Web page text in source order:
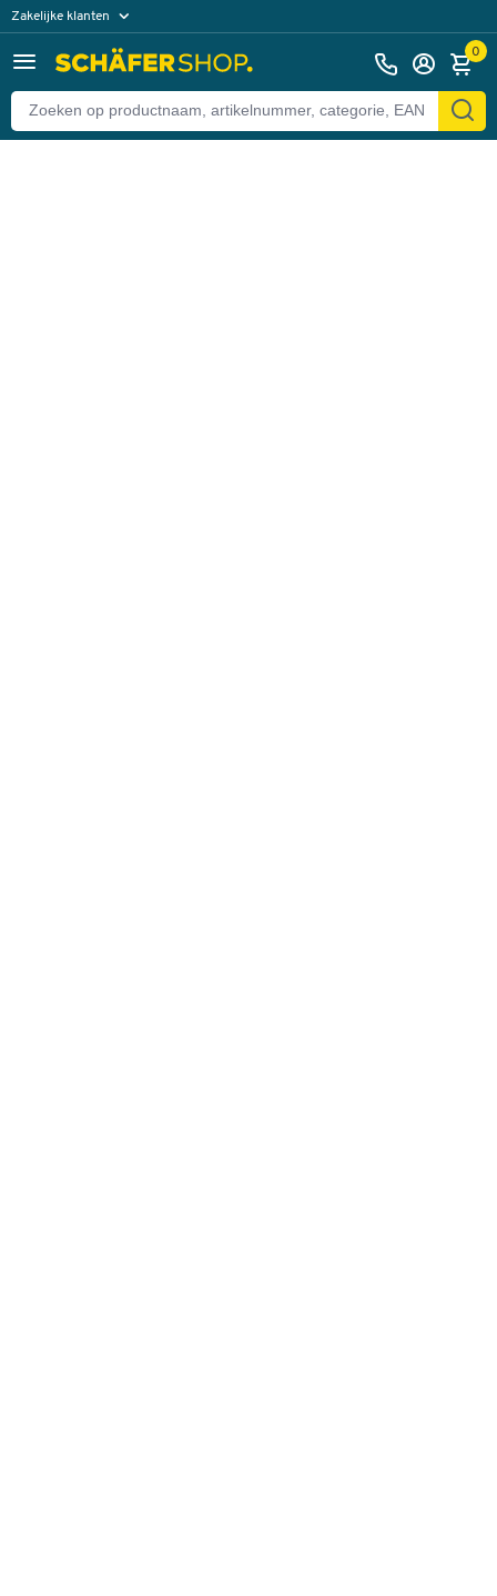
Zakelijke klanten
Particuliere klanten 0
Terug